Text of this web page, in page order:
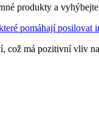
produkty a
pomáhají posilovat
což má pozitivní vliv